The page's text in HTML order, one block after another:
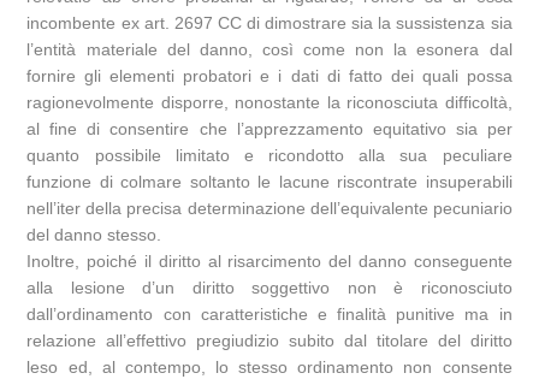
incombente ex art. 2697 CC di dimostrare sia la sussistenza sia
l’entità materiale del danno, così come non la esonera dal
fornire gli elementi probatori e i dati di fatto dei quali possa
ragionevolmente disporre, nonostante la riconosciuta difficoltà,
al fine di consentire che l’apprezzamento equitativo sia per
quanto possibile limitato e ricondotto alla sua peculiare
funzione di colmare soltanto le lacune riscontrate insuperabili
nell’iter della precisa determinazione dell’equivalente pecuniario
del danno stesso.
Inoltre, poiché il diritto al risarcimento del danno conseguente
alla lesione d’un diritto soggettivo non è riconosciuto
dall’ordinamento con caratteristiche e finalità punitive ma in
relazione all’effettivo pregiudizio subito dal titolare del diritto
leso ed, al contempo, lo stesso ordinamento non consente